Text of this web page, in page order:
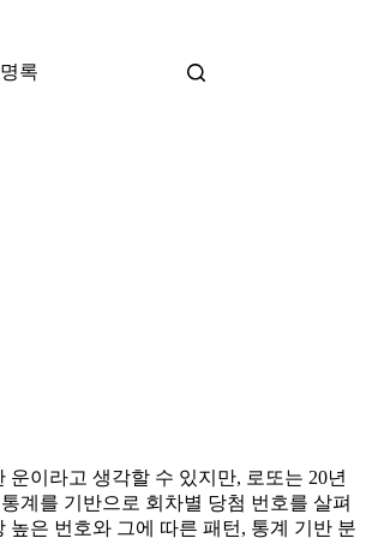
록
운이라고 생각할 수 있지만, 로또는 20년
계를 기반으로 회차별 당첨 번호를 살펴
은 번호와 그에 따른 패턴, 통계 기반 분